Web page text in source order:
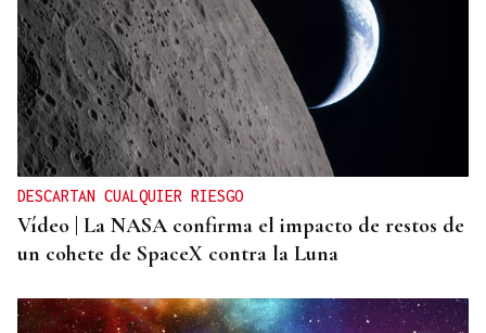
DESCARTAN CUALQUIER RIESGO
Vídeo | La NASA confirma el impacto de restos de
un cohete de SpaceX contra la Luna